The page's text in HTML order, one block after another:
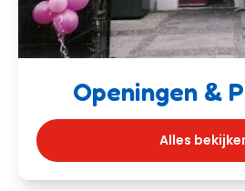
Openingen &
Alles